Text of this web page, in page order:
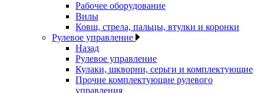
Рабочее оборудование
Вилы
Ковш, стрела, пальцы, втулки и коронки
Рулевое управление
Назад
Рулевое управление
Кулаки, шкворни, серьги и комплектующие
Прочие комплектующие рулевого
управления